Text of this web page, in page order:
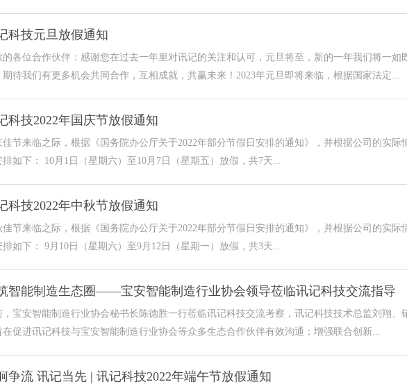
科技元旦放假通知
的各位合作伙伴：感谢您在过去一年里对讯记的关注和认可，元旦将至，新的一年我们将一如
期待我们有更多机会共同合作，互相成就，共赢未来！2023年元旦即将来临，根据国家法定...
科技2022年国庆节放假通知
佳节来临之际，根据《国务院办公厅关于2022年部分节假日安排的通知》，并根据公司的实际
排如下： 10月1日（星期六）至10月7日（星期五）放假，共7天...
科技2022年中秋节放假通知
佳节来临之际，根据《国务院办公厅关于2022年部分节假日安排的通知》，并根据公司的实际
排如下： 9月10日（星期六）至9月12日（星期一）放假，共3天...
智能制造生态圈——宝安智能制造行业协会领导莅临讯记科技交流指导
，宝安智能制造行业协会秘书长陈德胜一行莅临讯记科技交流考察，讯记科技技术总监刘翔、
在促进讯记科技与宝安智能制造行业协会等众多生态合作伙伴有效沟通；增强联合创新...
争流 讯记当先 | 讯记科技2022年端午节放假通知